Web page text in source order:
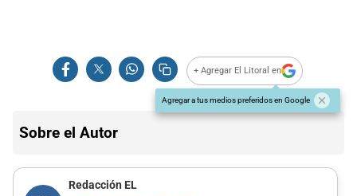
+ Agregar El Litoral en
Agregar a tus medios preferidos en Google
Sobre el Autor
Redacción EL